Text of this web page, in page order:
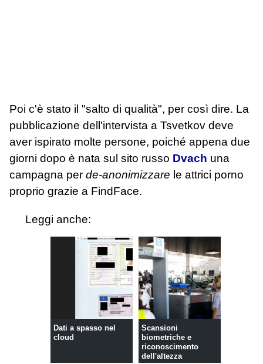
Poi c'è stato il "salto di qualità", per così dire. La
pubblicazione dell'intervista a Tsvetkov deve
aver ispirato molte persone, poiché appena due
giorni dopo è nata sul sito russo Dvach una
campagna per de-anonimizzare le attrici porno
proprio grazie a FindFace.
Leggi anche:
Dati a spasso nel
cloud
Scansioni
biometriche e
riconoscimento
dell'altezza